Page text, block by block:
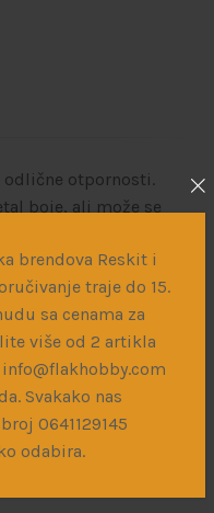
brendova Reskit i
traje do 15.
sa cenama za
više od 2 artikla
Svakako nas
0641129145
odabira.
otpornosti.
boje, ali može se
dodatno razrediti sa